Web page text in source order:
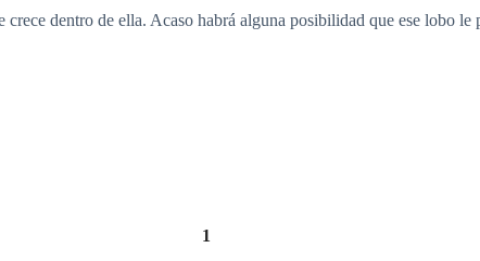
crece dentro de ella. Acaso habrá alguna posibilidad que ese lobo
1